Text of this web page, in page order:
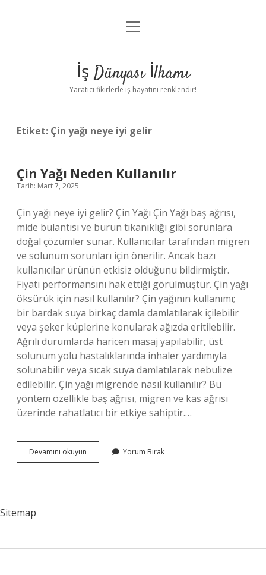
Anasayfa
Yasal Uyarı
menüyü
İş Dünyası İlhamı
Yaratıcı fikirlerle iş hayatını renklendir!
Etiket: Çin yağı neye iyi gelir
Çin Yağı Neden Kullanılır
Tarih: Mart 7, 2025
Çin yağı neye iyi gelir? Çin Yağı Çin Yağı baş ağrısı,
mide bulantısı ve burun tıkanıklığı gibi sorunlara
doğal çözümler sunar. Kullanıcılar tarafından migren
ve solunum sorunları için önerilir. Ancak bazı
kullanıcılar ürünün etkisiz olduğunu bildirmiştir.
Fiyatı performansını hak ettiği görülmüştür. Çin yağı
öksürük için nasıl kullanılır? Çin yağının kullanımı;
bir bardak suya birkaç damla damlatılarak içilebilir
veya şeker küplerine konularak ağızda eritilebilir.
Ağrılı durumlarda haricen masaj yapılabilir, üst
solunum yolu hastalıklarında inhaler yardımıyla
solunabilir veya sıcak suya damlatılarak nebulize
edilebilir. Çin yağı migrende nasıl kullanılır? Bu
yöntem özellikle baş ağrısı, migren ve kas ağrısı
üzerinde rahatlatıcı bir etkiye sahiptir.…
Devamını okuyun
Yağı
Yorum Bırak
Sitemap